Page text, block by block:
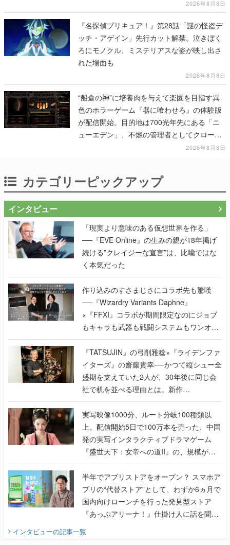
2026年8月8日
『名探偵プリキュア！』第28話「謎の怪盗デ
ッチ・アゲイン」先行カット解禁。泣きぼく
ろにモノクル、ミステリアスな姿が映し出さ
れた場面も
2026年8月8日
“船倉の神”に培養肉を与えて楽園を目指す異
色のホラーゲーム『器に喰わせろ』の体験版
が配信開始。目的地は700光年先にある「ニ
ューエデン」、不燃の管理者としてクローン
人間を増やし、加工して神に捧げる2026年8月8日
カテゴリーピックアップ
インタビュー
「現実より意味のある仮想世界を作る」
──『EVE Online』の生みの親が18年掲げ
続ける”クレイジーな宣言”は、比喩ではな
く本気だった
作り込みのすさまじさにコラボ先も驚嘆
──『Wizardry Variants Daphne』
×『FFXI』コラボが期間限定なのにジョブ
もキャラも武器も戦闘システムもワンオフ
で作り込まれた理由を両ディレクターに聞
く
『TATSUJIN』の弓削雅稔×『ライデンファ
イターズ』の齋藤貴幸──かつて縦シュー全
盛期を支えていた2人が、30年後に同じ会
社で机を並べる理由とは。新作
『TATSUJIN EXTREME』で初タッグを組
んだレジェンド2人に訊く開発秘話
実写映像1000分、ルート分岐100種類以
上。配信開始5日で100万本を売った、中国
発の実写インタラクティブドラマゲーム
『盛世天下：女帝への道II』の、規模が違
うこだわりをプロデューサーに聞いた
半年でアプリストアをオープン？ スマホア
プリの“代替ストア”として、わずか6ヵ月で
国内向けローンチを行った発見型ストア
『あっぷアリーナ！』仕掛け人に話を聞い
インタビューの記事一覧